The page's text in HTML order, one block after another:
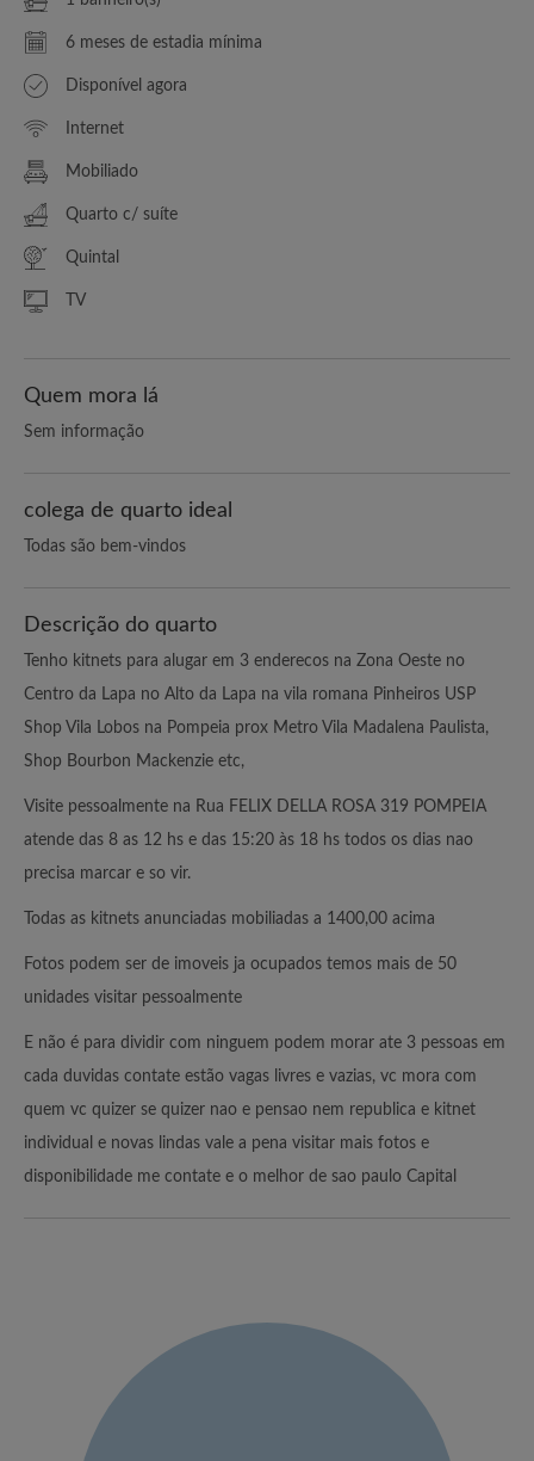
6 meses de estadia mínima
Disponível agora
Internet
Mobiliado
Quarto c/ suíte
Quintal
TV
Quem mora lá
Sem informação
colega de quarto ideal
Todas são bem-vindos
Descrição do quarto
Tenho kitnets para alugar em 3 enderecos na Zona Oeste no
Centro da Lapa no Alto da Lapa na vila romana Pinheiros USP
Shop Vila Lobos na Pompeia prox Metro Vila Madalena Paulista,
Shop Bourbon Mackenzie etc,
Visite pessoalmente na Rua FELIX DELLA ROSA 319 POMPEIA
atende das 8 as 12 hs e das 15:20 às 18 hs todos os dias nao
precisa marcar e so vir.
Todas as kitnets anunciadas mobiliadas a 1400,00 acima
Fotos podem ser de imoveis ja ocupados temos mais de 50
unidades visitar pessoalmente
E não é para dividir com ninguem podem morar ate 3 pessoas em
cada duvidas contate estão vagas livres e vazias, vc mora com
quem vc quizer se quizer nao e pensao nem republica e kitnet
individual e novas lindas vale a pena visitar mais fotos e
disponibilidade me contate e o melhor de sao paulo Capital